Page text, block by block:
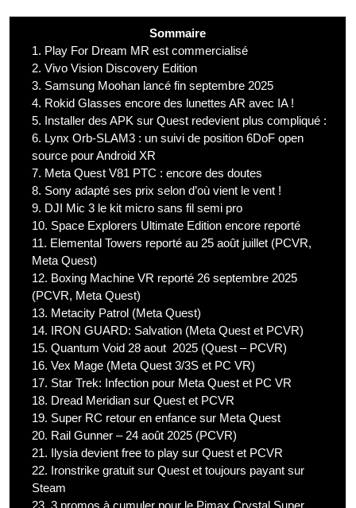
Sommaire
1. Play For Dream MR est commercialisé
2. Vivo Vision Discovery Edition
3. Samsung Moohan lancé fin septembre 2025
4. Rokid Glasses encore des lunettes AR avec IA !
5. Installer des APK sur Quest redevient plus compliqué :
6. Lynx Orb-SLAM3 : un suivi de position 6DoF open
source pour Android XR
7. Meta Quest V81 PTC : encore des doutes
8. Sony adapté ses prix selon d’où vient le vent !
9. DJI Mic 3 le kit micro sans fil semi pro
10. Space Explorers Ultimate Edition encore reporté
11. Elemental Towers reporté au 25 août juillet (PCVR,
Meta Quest)
12. Boxing Machine VR reporté 26 septembre 2025
(PCVR, Meta Quest)
13. Metacity Patrol (Meta Quest)
14. IRON GUARD: Salvation (Meta Quest et PCVR)
15. Quantum Void 28 aout 2025 (Quest – PCVR)
16. Vex Mage (Meta Quest 3/3S et PC VR)
17. Star Trek: Infection pour Meta Quest et PC VR
18. Dread Meridian sur Quest et PCVR
19. Super RC retour en enfance sur Meta Quest
20. Rail Gunner – 24 août 2025 (PCVR)
21. Ilysia devient free to play sur Quest et PCVR
22. Ironstrike gratuit sur Quest et toujours payant sur
Steam
23. 3 promos à cumuler pour le Pimax Crystal Super